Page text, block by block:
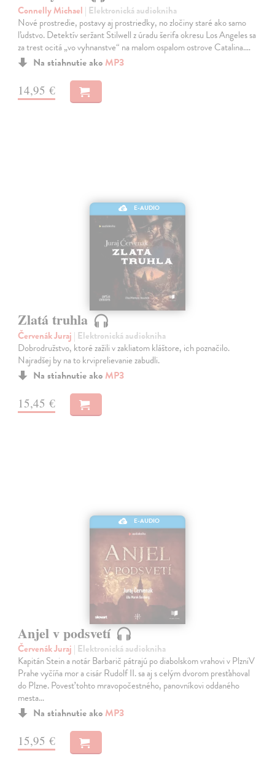
Connelly Michael | Elektronická audiokniha
Nové prostredie, postavy aj prostriedky, no zločiny staré ako samo
ľudstvo. Detektív seržant Stilwell z úradu šerifa okresu Los Angeles sa
za trest ocitá „vo vyhnanstve“ na malom ospalom ostrove Catalina.…
Na stiahnutie ako MP3
14,95 €
E-AUDIO
Zlatá truhla
Červenák Juraj | Elektronická audiokniha
Dobrodružstvo, ktoré zažili v zakliatom kláštore, ich poznačilo.
Najradšej by na to krviprelievanie zabudli.
Na stiahnutie ako MP3
15,45 €
E-AUDIO
Anjel v podsvetí
Červenák Juraj | Elektronická audiokniha
Kapitán Stein a notár Barbarič pátrajú po diabolskom vrahovi v PlzniV
Prahe vyčíňa mor a cisár Rudolf II. sa aj s celým dvorom presťahoval
do Plzne. Povesť tohto mravopočestného, panovníkovi oddaného
mesta…
Na stiahnutie ako MP3
15,95 €